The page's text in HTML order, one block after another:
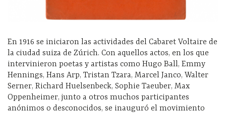
En 1916 se iniciaron las actividades del Cabaret Voltaire de
la ciudad suiza de Zúrich. Con aquellos actos, en los que
intervinieron poetas y artistas como Hugo Ball, Emmy
Hennings, Hans Arp, Tristan Tzara, Marcel Janco, Walter
Serner, Richard Huelsenbeck, Sophie Taeuber, Max
Oppenheimer, junto a otros muchos participantes
anónimos o desconocidos, se inauguró el movimiento